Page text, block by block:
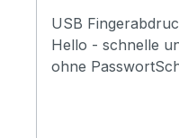
USB
Hello - schnelle
ohne